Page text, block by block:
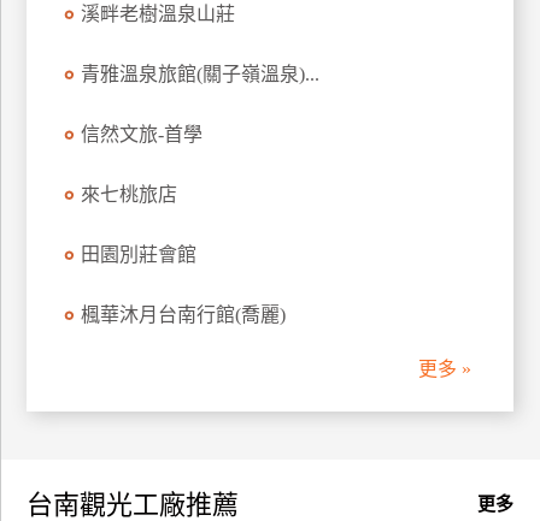
飯
作
溪畔老樹溫泉山莊
青雅溫泉旅館(關子嶺溫泉)...
信然文旅-首學
來七桃旅店
田園別莊會館
楓華沐月台南行館(喬麗)
更多 »
更多
台南觀光工廠推薦